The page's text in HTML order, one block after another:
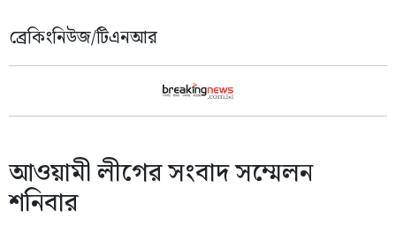
ব্রেকিংনিউজ/টিএনআর
আওয়ামী লীগের সংবাদ সম্মেলন
শনিবার